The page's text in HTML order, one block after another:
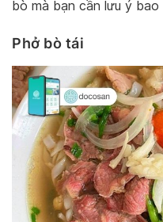
bò mà bạn cần lưu ý bao
Phở bò tái